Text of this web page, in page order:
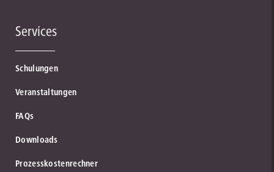
Services
Schulungen
Veranstaltungen
FAQs
Downloads
Prozesskostenrechner